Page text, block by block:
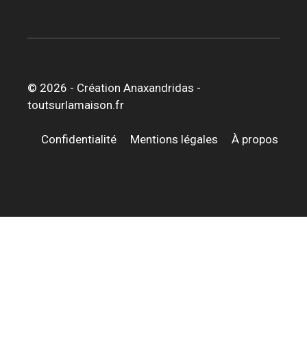
© 2026 - Création Anaxandridas -
toutsurlamaison.fr
Confidentialité Mentions légales À propos